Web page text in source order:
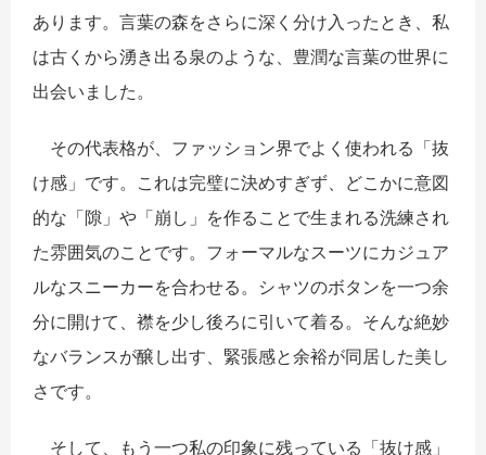
あります。言葉の森をさらに深く分け入ったとき、私
は古くから湧き出る泉のような、豊潤な言葉の世界に
出会いました。
その代表格が、ファッション界でよく使われる「抜
け感」です。これは完璧に決めすぎず、どこかに意図
的な「隙」や「崩し」を作ることで生まれる洗練され
た雰囲気のことです。フォーマルなスーツにカジュア
ルなスニーカーを合わせる。シャツのボタンを一つ余
分に開けて、襟を少し後ろに引いて着る。そんな絶妙
なバランスが醸し出す、緊張感と余裕が同居した美し
さです。
そして、もう一つ私の印象に残っている「抜け感」